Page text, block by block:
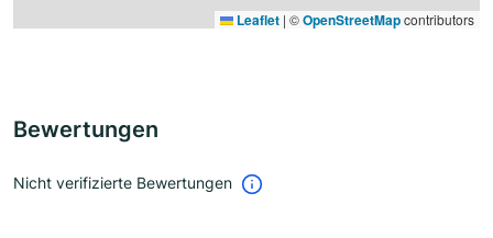
Leaflet | ©OpenStreetMapcontributors
Bewertungen
Nicht verifizierte Bewertungen